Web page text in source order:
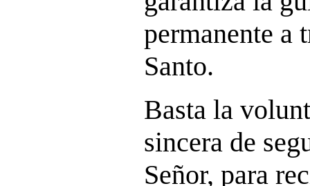
permanente a
Santo.
Basta la
sincera de
Señor, para